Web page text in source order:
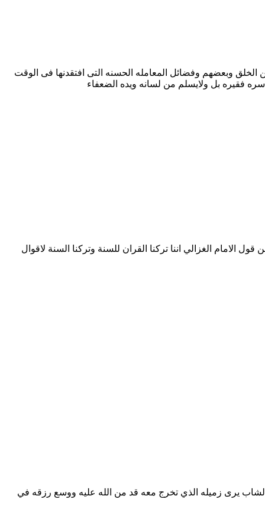
وبعضهم وفضائل المعامله الحسنه التى افتقدنها فى الوقت
فقيره بل ولايسلم من لسانه ويده الضعفاء
الامام الغزالي اننا تركنا القران للسنة وتركنا السنة لاقوال
الشاب يرى زميله الذي تخرج معه قد من الله عليه ووسع رزقه في